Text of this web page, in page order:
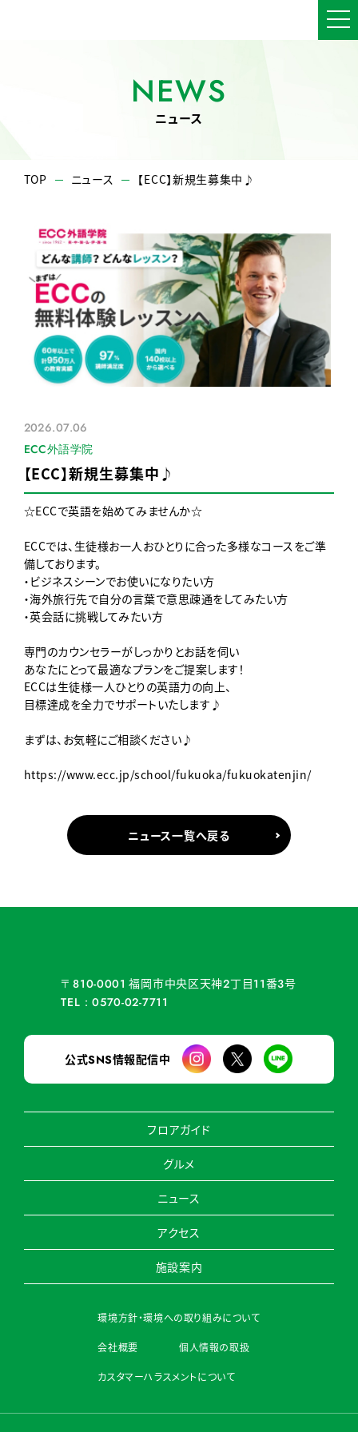
NEWS
ニュース
TOP ニュース 【ECC】新規生募集中♪
2026.07.06
ECC外語学院
【ECC】新規生募集中♪
☆ECCで英語を始めてみませんか☆
ECCでは、生徒様お一人おひとりに合った多様なコースをご準
備しております。
・ビジネスシーンでお使いになりたい方
・海外旅行先で自分の言葉で意思疎通をしてみたい方
・英会話に挑戦してみたい方
専門のカウンセラーがしっかりとお話を伺い
あなたにとって最適なプランをご提案します！
ECCは生徒様一人ひとりの英語力の向上、
目標達成を全力でサポートいたします♪
まずは、お気軽にご相談ください♪
https://www.ecc.jp/school/fukuoka/fukuokatenjin/
ニュース一覧へ戻る
〒810-0001 福岡市中央区天神2丁目11番3号
TEL：0570-02-7711
公式SNS情報配信中
フロアガイド
グルメ
ニュース
アクセス
施設案内
環境方針・環境への取り組みについて
会社概要 個人情報の取扱
カスタマーハラスメントについて